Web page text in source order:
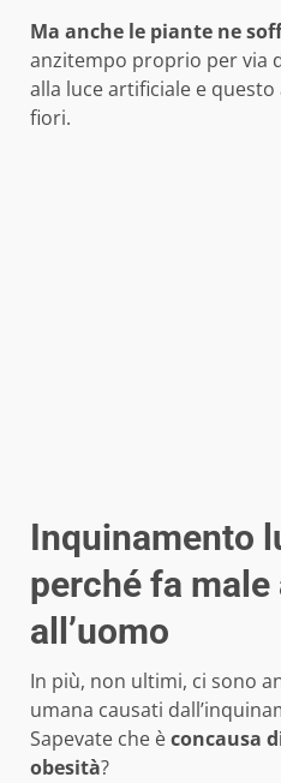
Ma anche le piante ne
anzitempo proprio per via
alla luce artificiale e
fiori.
Inquinamento
perché fa male
all’uomo
In più, non ultimi, ci sono
umana causati
Sapevate che èconcausa
obesità?